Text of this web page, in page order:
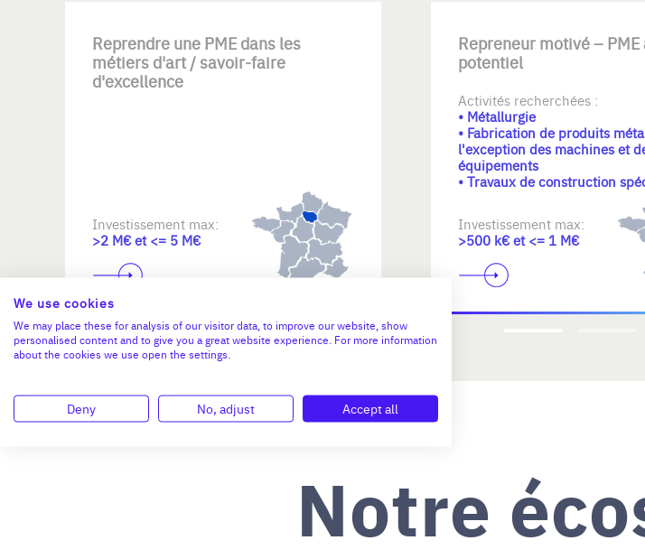
Reprendre une PME dans les
métiers d'art / savoir-faire
d'excellence
Investissement max:
>2 M€ et <= 5 M€
Repreneur motivé –
potentiel
Activités recherchées :
• Métallurgie
• Fabrication de produits
l'exception des machines et
équipements
• Travaux de construction
Investissement max:
>500 k€ et <= 1 M€
Notre
We use cookies
We may place these for analysis of our visitor data, to improve our website, show
personalised content and to give you a great website experience. For more information
about the cookies we use open the settings.
Deny No, adjust Accept all